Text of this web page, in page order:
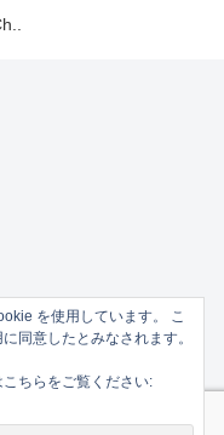
を使用しています。 こ
同意したとみなされます。
ちらをご覧ください: